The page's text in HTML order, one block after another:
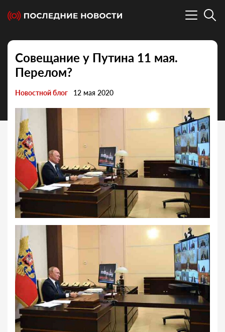
Совещание у Путина 11 мая.
Перелом?
Новостной блог 12 мая 2020